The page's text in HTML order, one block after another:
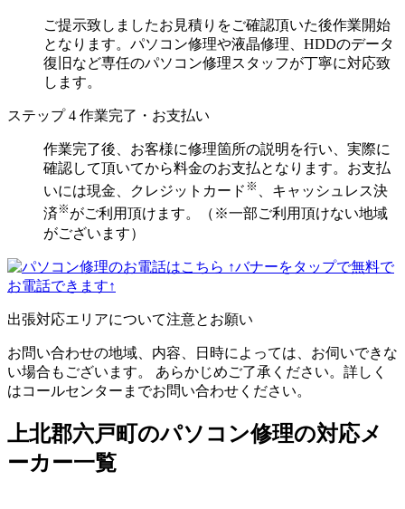
ご提示致しましたお見積りをご確認頂いた後作業開始
となります。パソコン修理や液晶修理、HDDのデータ
復旧など専任のパソコン修理スタッフが丁寧に対応致
します。
ステップ 4 作業完了・お支払い
作業完了後、お客様に修理箇所の説明を行い、実際に
確認して頂いてから料金のお支払となります。お支払
いには現金、クレジットカード ※
、キャッシュレス決
済 ※ がご利用頂けます。（※一部ご利用頂けない地域
がございます）
↑バナーをタップで無料で
お電話できます↑
出張対応エリアについて注意とお願い
お問い合わせの地域、内容、日時によっては、お伺いできな
い場合もございます。 あらかじめご了承ください。詳しく
はコールセンターまでお問い合わせください。
上北郡六戸町のパソコン修理の対応メ
ーカー一覧